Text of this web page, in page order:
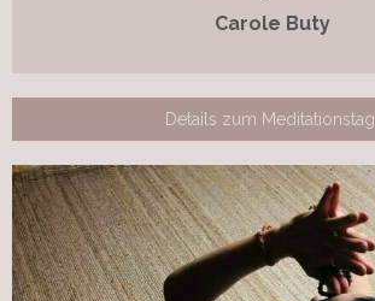
Carole Buty
Details zum Meditationstag